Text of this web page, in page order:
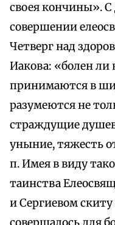
своея кончины».
совершении
Четверг над
Иакова: «болен ли
принимаются в
разумеются не
страждущие
уныние, тяжесть
п. Имея в виду
таинства
и Сергиевом